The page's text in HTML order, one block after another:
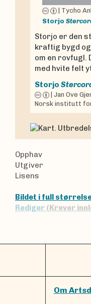
| Tycho
Storjo
Storjo er den
kraftig bygd
om en
med hvite felt
Storjo
Jan Ove
Norsk institutt
Opphav
Utgiver
Lisens
Bildet i full
Rediger (Krever
Om